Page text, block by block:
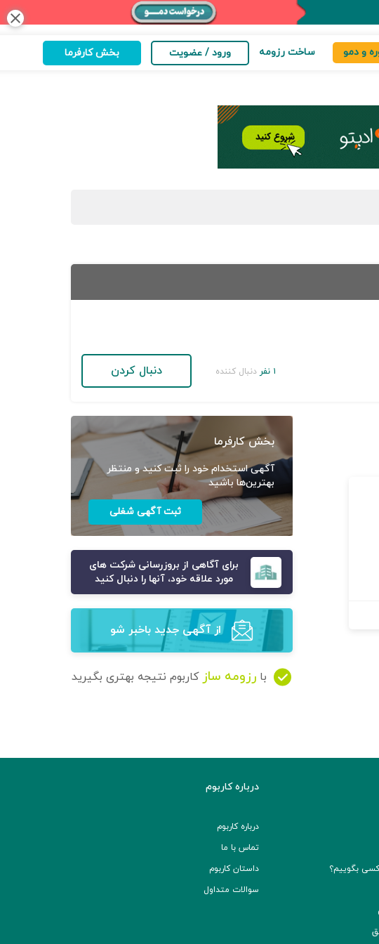
close
و دمو ساخت رزومه ورود / عضویت بخش کارفرما
۱ نفر دنبال کننده دنبال کردن
بخش کارفرما
آگهی استخدام خود را ثبت کنید و منتظر
بهترین‌ها باشید
ثبت آگهی شغلی
برای آگاهی از بروزرسانی شرکت های
مورد علاقه خود، آنها را دنبال کنید
از آگهی‌ جدید باخبر شو
با رزومه ساز کاربوم نتیجه بهتری بگیرید
بگوییم؟
درباره کاربوم
درباره کاربوم
تماس با ما
داستان کاربوم
سوالات متداول